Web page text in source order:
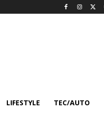
LIFESTYLE TEC/AUTO